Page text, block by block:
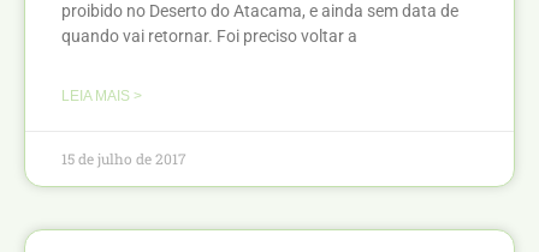
proibido no Deserto do Atacama, e ainda sem data de
quando vai retornar. Foi preciso voltar a
LEIA MAIS >
15 de julho de 2017